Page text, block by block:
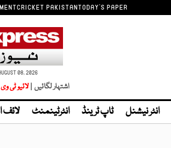
CRICKET PAKISTANTODAY'S PAPER
08, 2026
اشتہار لگائیں |
انٹر نیشنل ٹاپ ٹرینڈ انٹرٹینمنٹ لائف